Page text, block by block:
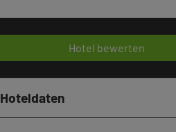
Hotel bewerten
Hoteldaten